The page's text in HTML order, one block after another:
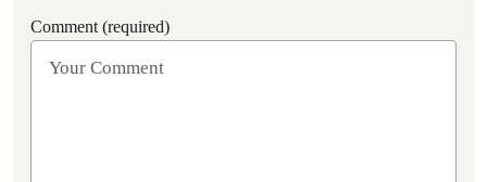
Comment (required)